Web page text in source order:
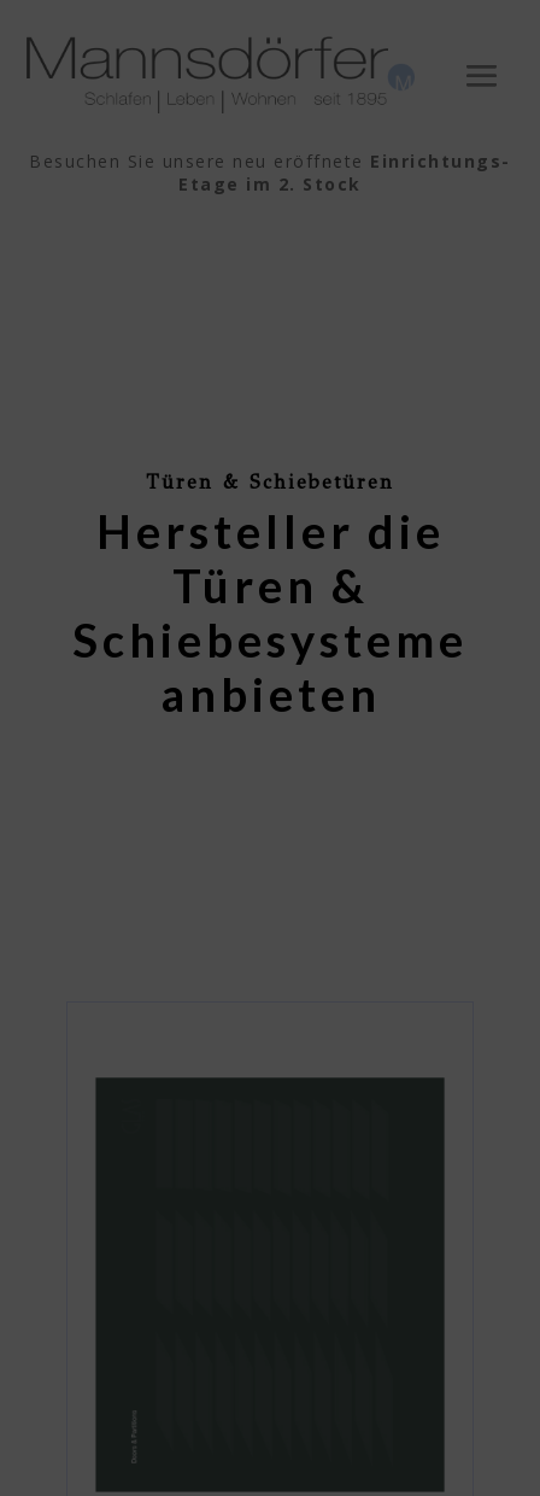
Besuchen Sie unsere neu eröffnete Einrichtungs-
Etage im 2. Stock
Türen & Schiebetüren
Hersteller die
Türen &
Schiebesysteme
anbieten